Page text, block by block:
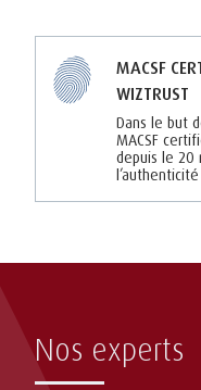
MACSF
WIZTRUST
Dans le but
MACSF
depuis le 20
Nos experts